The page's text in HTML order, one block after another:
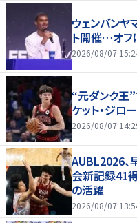
ウェンバンヤ
ト開催…オフ
2026/08/07
“元ダンク王”
ケット・ジロ
2026/08/07
AUBL2026
会新記録41
の活躍
2026/08/07